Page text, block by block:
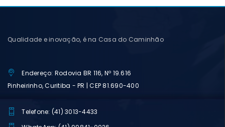
Qualidade e inovação, é na Casa do Caminhão
Endereço: Rodovia BR 116, Nº 19.616
Pinheirinho, Curitiba - PR | CEP 81.690-400
Telefone: (41) 3013-4433